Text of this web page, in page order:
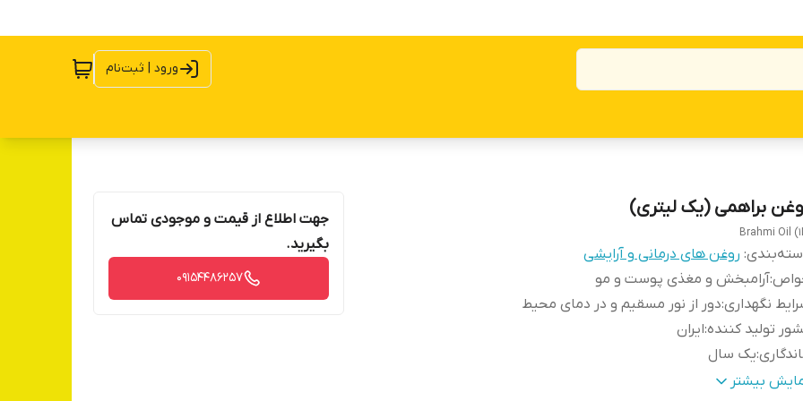
ورود | ثبت‌نام
براهمی (یک لیتری)
Brahmi Oil
: روغن های درمانی و آرایشی
:آرامبخش و مغذی پوست و مو
نگهداری:دور از نور مسقیم و در دمای محیط
تولید کننده:ایران
:یک سال
روغنگیری:عصاره گیری بیشتر
جهت اطلاع از قیمت و موجودی تماس
بگیرید.
09154486257